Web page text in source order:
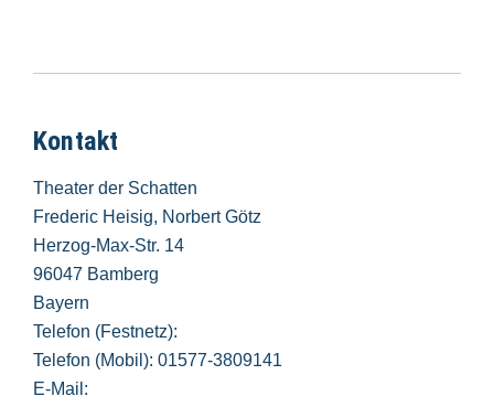
Kontakt
Theater der Schatten
Frederic Heisig, Norbert Götz
Herzog-Max-Str. 14
96047 Bamberg
Bayern
Telefon (Festnetz):
Telefon (Mobil): 01577-3809141
E-Mail: